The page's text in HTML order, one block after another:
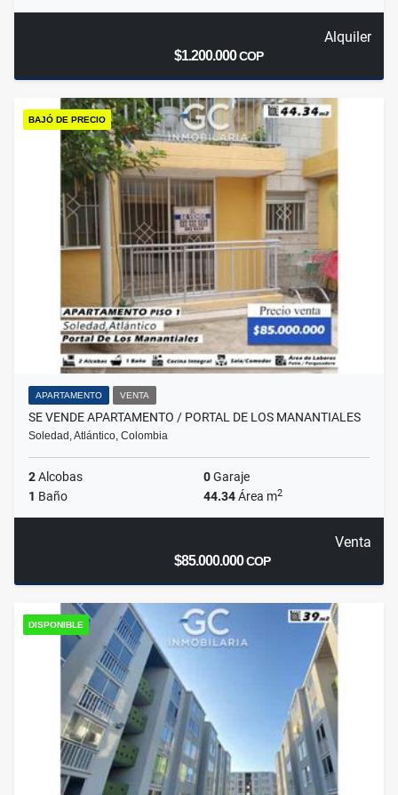
Alquiler
$1.200.000COP
BAJÓ DE PRECIO
APARTAMENTO VENTA
SE VENDE APARTAMENTO / PORTAL DE LOS MANANTIALES
Soledad, Atlántico, Colombia
2Alcobas 0Garaje
1 Baño 44.34Área m2
Venta
$85.000.000COP
DISPONIBLE